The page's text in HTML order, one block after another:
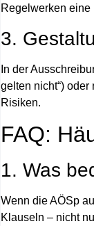
Regelwerken eine
3.
In der
gelten nicht“)
Risiken.
FAQ:
1. Was
Wenn die AÖSp
Klauseln – nicht